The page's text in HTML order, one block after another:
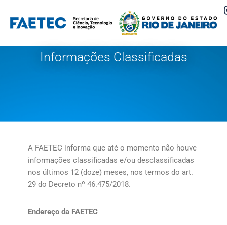
Pular
Informações Classificadas
A FAETEC informa que até o momento não houve
informações classificadas e/ou desclassificadas
nos últimos 12 (doze) meses, nos termos do art.
29 do Decreto nº 46.475/2018.
Endereço da FAETEC